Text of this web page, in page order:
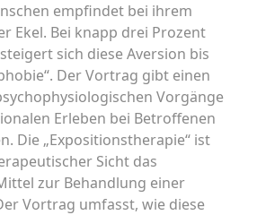
empfindet bei ihrem
Ekel. Bei knapp drei Prozent
sich diese Aversion bis
Der Vortrag gibt einen
Vorgänge
Erleben bei Betroffenen
Die „Expositionstherapie“ ist
Sicht das
zur Behandlung einer
Vortrag umfasst, wie diese